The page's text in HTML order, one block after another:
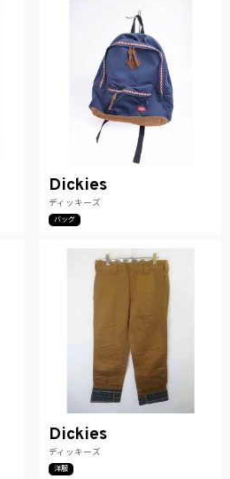
Dickies
ディッキーズ
バッグ
Dickies
ディッキーズ
洋服